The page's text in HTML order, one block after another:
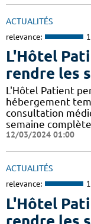
ACTUALITÉS
relevance:
L'Hôtel
rendre les
L'Hôtel Patient
hébergement
consultation
semaine
12/03/2024 01:00
ACTUALITÉS
relevance:
L'Hôtel